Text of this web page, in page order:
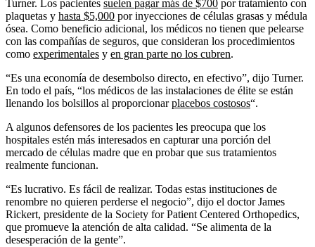
Turner. Los pacientes suelen pagar más de $700 por tratamiento con
plaquetas y hasta $5,000 por inyecciones de células grasas y médula
ósea. Como beneficio adicional, los médicos no tienen que pelearse
con las compañías de seguros, que consideran los procedimientos
como experimentales y en gran parte no los cubren.
“Es una economía de desembolso directo, en efectivo”, dijo Turner.
En todo el país, “los médicos de las instalaciones de élite se están
llenando los bolsillos al proporcionarplacebos costosos“.
A algunos defensores de los pacientes les preocupa que los
hospitales estén más interesados ​​en capturar una porción del
mercado de células madre que en probar que sus tratamientos
realmente funcionan.
“Es lucrativo. Es fácil de realizar. Todas estas instituciones de
renombre no quieren perderse el negocio”, dijo el doctor James
Rickert, presidente de la Society for Patient Centered Orthopedics,
que promueve la atención de alta calidad. “Se alimenta de la
desesperación de la gente”.